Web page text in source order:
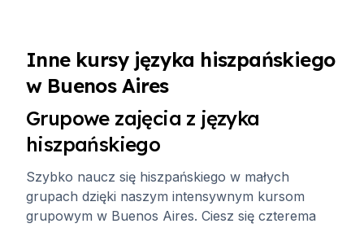
Inne kursy języka hiszpańskiego
w Buenos Aires
Grupowe zajęcia z języka
hiszpańskiego
Szybko naucz się hiszpańskiego w małych
grupach dzięki naszym intensywnym kursom
grupowym w Buenos Aires. Ciesz się czterema